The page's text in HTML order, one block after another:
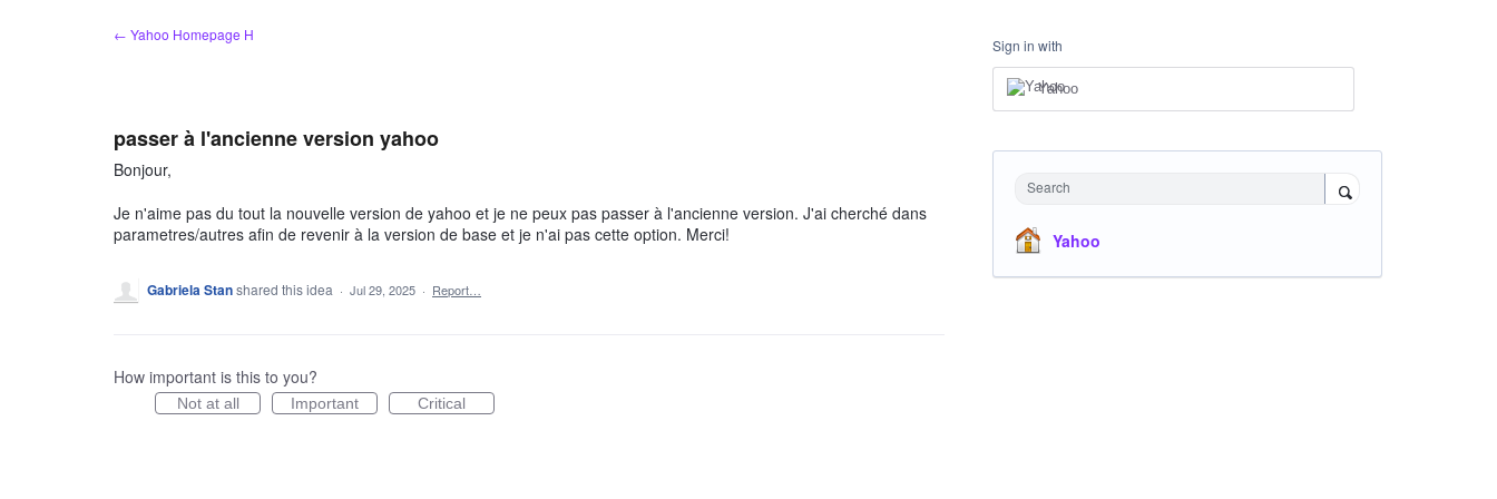
← Yahoo Homepage H
passer à l'ancienne version yahoo
Bonjour,
Je n'aime pas du tout la nouvelle version de yahoo et je ne peux pas passer à l'ancienne version. J'ai cherché dans
parametres/autres afin de revenir à la version de base et je n'ai pas cette option. Merci!
Gabriela Stanshared this idea · Jul 29, 2025 · Report…
How important is this to you?
Not at all Important Critical
Sign in with
Yahoo
Search
Yahoo